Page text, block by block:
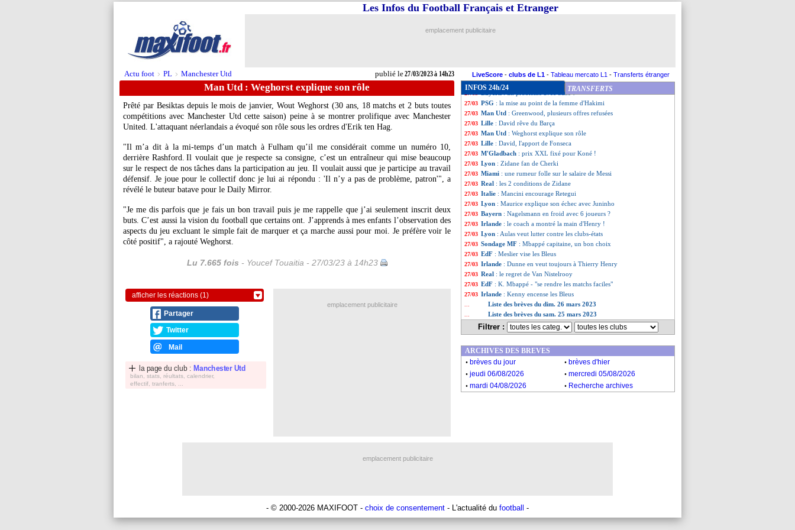
Actu foot > PL > Manchester Utd publié le27/03/2023 à 14h23
Les Infos du Football Français et Etranger
emplacement publicitaire
LiveScore - clubs de L1 - Tableau mercato L1 - Transferts étranger
Man Utd : Weghorst explique son rôle
Prêté par Besiktas depuis le mois de janvier, Wout Weghorst (30 ans, 18 matchs et 2 buts toutes
compétitions avec Manchester Utd cette saison) peine à se montrer prolifique avec Manchester
United. L'attaquant néerlandais a évoqué son rôle sous les ordres d'Erik ten Hag.
"Il m’a dit à la mi-temps d’un match à Fulham qu’il me considérait comme un numéro 10,
derrière Rashford. Il voulait que je respecte sa consigne, c’est un entraîneur qui mise beaucoup
sur le respect de nos tâches dans la participation au jeu. Il voulait aussi que je participe au travail
défensif. Je joue pour le collectif donc je lui ai répondu : 'Il n’y a pas de problème, patron'", a
révélé le buteur batave pour le Daily Mirror.
"Je me dis parfois que je fais un bon travail puis je me rappelle que j’ai seulement inscrit deux
buts. C’est aussi la vision du football que certains ont. J’apprends à mes enfants l’observation des
aspects du jeu excluant le simple fait de marquer et ça marche aussi pour moi. Je préfère voir le
côté positif", a rajouté Weghorst.
Lu 7.665 fois - Youcef Touaitia - 27/03/23 à 14h23
afficher les réactions (1)
Partager
Twitter
Mail
la page du club : Manchester Utd
bilan, stats, réultats, calendrier,
effectif, tranferts, ...
INFOS 24h/24 TRANSFERTS
27/03 EdF: les grandes ambitions d'Upamecano
27/03 OM: Rongier et sa discussion avec Sampaoli
27/03 M'Gladbach
27/03 Bilbao: I. Martinez vers le Barça
27/03 Bayern-PSG: Upamecano n'a pas calculé Mbappé
: un problème avec Sané ?
27/03 PSG : la mise au point de la femme d'Hakimi
27/03 Man Utd : Greenwood, plusieurs offres refusées
27/03 Lille : David rêve du Barça
27/03 Man Utd : Weghorst explique son rôle
27/03 Lille : David, l'apport de Fonseca
27/03 M'Gladbach : prix XXL fixé pour Koné !
27/03 Lyon : Zidane fan de Cherki
27/03 Miami : une rumeur folle sur le salaire de Messi
27/03 Real : les 2 conditions de Zidane
27/03 Italie : Mancini encourage Retegui
27/03 Lyon : Maurice explique son échec avec Juninho
27/03 Bayern : Nagelsmann en froid avec 6 joueurs ?
27/03 Irlande : le coach a montré la main d'Henry !
27/03 Lyon : Aulas veut lutter contre les clubs-états
27/03 Sondage MF : Mbappé capitaine, un bon choix
27/03 EdF : Meslier vise les Bleus
27/03 Irlande : Dunne en veut toujours à Thierry Henry
27/03 Real : le regret de Van Nistelrooy
27/03 EdF : K. Mbappé - "se rendre les matchs faciles"
27/03 Irlande : Kenny encense les Bleus
Liste des brèves du dim. 26 mars 2023
Liste des brèves du sam. 25 mars 2023
Filtrer :
emplacement publicitaire
ARCHIVES DES BREVES
. brèves du jour . brèves d'hier
. jeudi 06/08/2026 . mercredi 05/08/2026
. mardi 04/08/2026 . Recherche archives
emplacement publicitaire
- © 2000-2026 MAXIFOOT - choix de consentement - L'actualité du football -